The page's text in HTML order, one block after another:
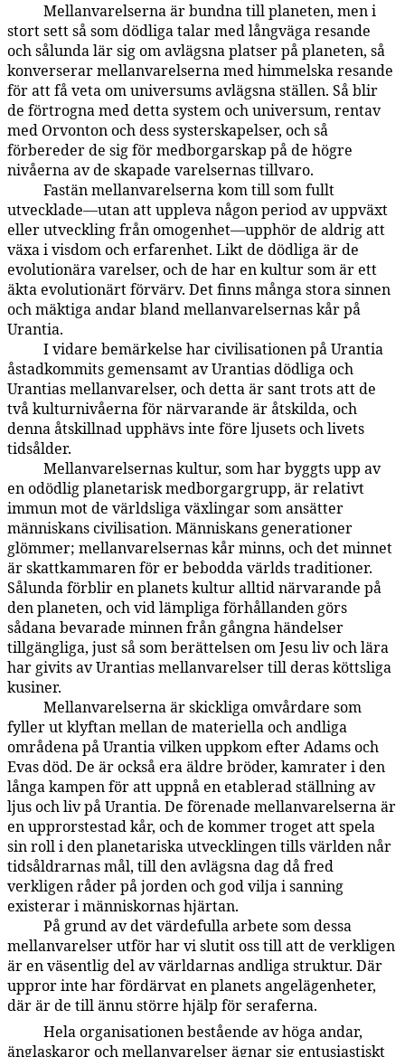
Mellanvarelserna är bundna till planeten, men i
stort sett så som dödliga talar med långväga resande
och sålunda lär sig om avlägsna platser på planeten, så
konverserar mellanvarelserna med himmelska resande
för att få veta om universums avlägsna ställen. Så blir
de förtrogna med detta system och universum, rentav
med Orvonton och dess systerskapelser, och så
förbereder de sig för medborgarskap på de högre
nivåerna av de skapade varelsernas tillvaro.
Fastän mellanvarelserna kom till som fullt
utvecklade—utan att uppleva någon period av uppväxt
eller utveckling från omogenhet—upphör de aldrig att
växa i visdom och erfarenhet. Likt de dödliga är de
evolutionära varelser, och de har en kultur som är ett
äkta evolutionärt förvärv. Det finns många stora sinnen
och mäktiga andar bland mellanvarelsernas kår på
Urantia.
I vidare bemärkelse har civilisationen på Urantia
åstadkommits gemensamt av Urantias dödliga och
Urantias mellanvarelser, och detta är sant trots att de
två kulturnivåerna för närvarande är åtskilda, och
denna åtskillnad upphävs inte före ljusets och livets
tidsålder.
Mellanvarelsernas kultur, som har byggts upp av
en odödlig planetarisk medborgargrupp, är relativt
immun mot de världsliga växlingar som ansätter
människans civilisation. Människans generationer
glömmer; mellanvarelsernas kår minns, och det minnet
är skattkammaren för er bebodda världs traditioner.
Sålunda förblir en planets kultur alltid närvarande på
den planeten, och vid lämpliga förhållanden görs
sådana bevarade minnen från gångna händelser
tillgängliga, just så som berättelsen om Jesu liv och lära
har givits av Urantias mellanvarelser till deras köttsliga
kusiner.
Mellanvarelserna är skickliga omvårdare som
fyller ut klyftan mellan de materiella och andliga
områdena på Urantia vilken uppkom efter Adams och
Evas död. De är också era äldre bröder, kamrater i den
långa kampen för att uppnå en etablerad ställning av
ljus och liv på Urantia. De förenade mellanvarelserna är
en upprorstestad kår, och de kommer troget att spela
sin roll i den planetariska utvecklingen tills världen når
tidsåldrarnas mål, till den avlägsna dag då fred
verkligen råder på jorden och god vilja i sanning
existerar i människornas hjärtan.
På grund av det värdefulla arbete som dessa
mellanvarelser utför har vi slutit oss till att de verkligen
är en väsentlig del av världarnas andliga struktur. Där
uppror inte har fördärvat en planets angelägenheter,
där är de till ännu större hjälp för seraferna.
Hela organisationen bestående av höga andar,
änglaskaror och mellanvarelser ägnar sig entusiastiskt